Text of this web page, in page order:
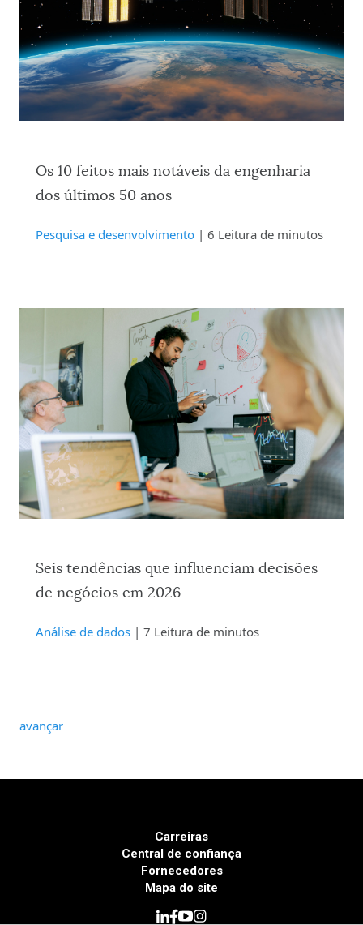
Os 10 feitos mais notáveis da engenharia
dos últimos 50 anos
Pesquisa e desenvolvimento | 6 Leitura de minutos
Seis tendências que influenciam decisões
de negócios em 2026
Análise de dados | 7 Leitura de minutos
avançar
Carreiras
Central de confiança
Fornecedores
Mapa do site